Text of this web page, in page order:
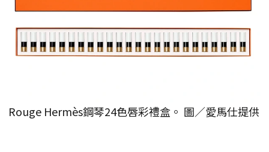
Rouge Hermès鋼琴24色唇彩禮盒。 圖／愛馬仕提供